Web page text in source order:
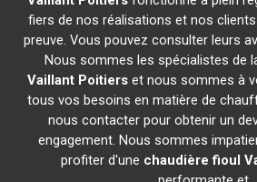
fiers de nos réalisations et nos
preuve. Vous pouvez consulter leurs
Nous sommes les spécialistes de
Vaillant Poitierset nous sommes à
tous vos besoins en matière de
nous contacter pour obtenir un
engagement. Nous sommes
profiter d'une chaudière fioul